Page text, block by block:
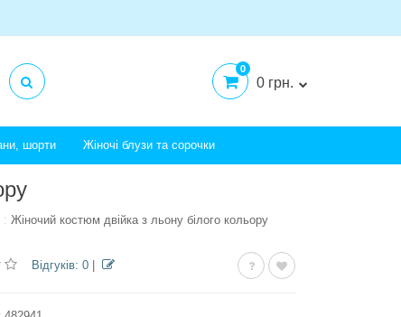
0
0 грн.
шорти Жіночі блузи та сорочки
Жіночий костюм двійка з льону білого кольору
Відгуків: 0 |